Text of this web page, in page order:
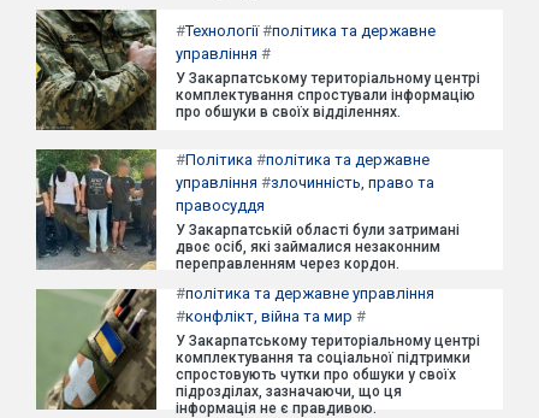
#Технології#політика та державне
управління #
У Закарпатському територіальному центрі
комплектування спростували інформацію
про обшуки в своїх відділеннях.
#Політика #політика та державне
управління #злочинність, право та
правосуддя
У Закарпатській області були затримані
двоє осіб, які займалися незаконним
переправленням через кордон.
#політика та державне управління
#конфлікт, війна та мир #
У Закарпатському територіальному центрі
комплектування та соціальної підтримки
спростовують чутки про обшуки у своїх
підрозділах, зазначаючи, що ця
інформація не є правдивою.